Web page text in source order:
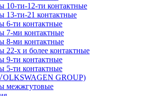
10-ти-12-ти контактные
13-ти-21 контактные
6-ти контактные
7-ми контактные
8-ми контактные
22-х и более контактные
9-ти контактные
5-ти контактные
GROUP)
межжгутовые